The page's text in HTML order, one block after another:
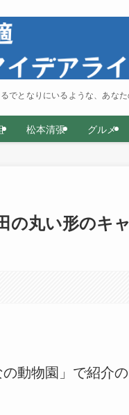
るでとなりにいるような、あな
松本清張 グルメ
の丸い形のキ
動物園」で紹介